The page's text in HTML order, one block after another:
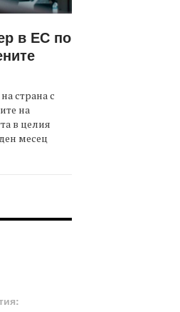
в ЕС по
страна с
на
в целия
месец